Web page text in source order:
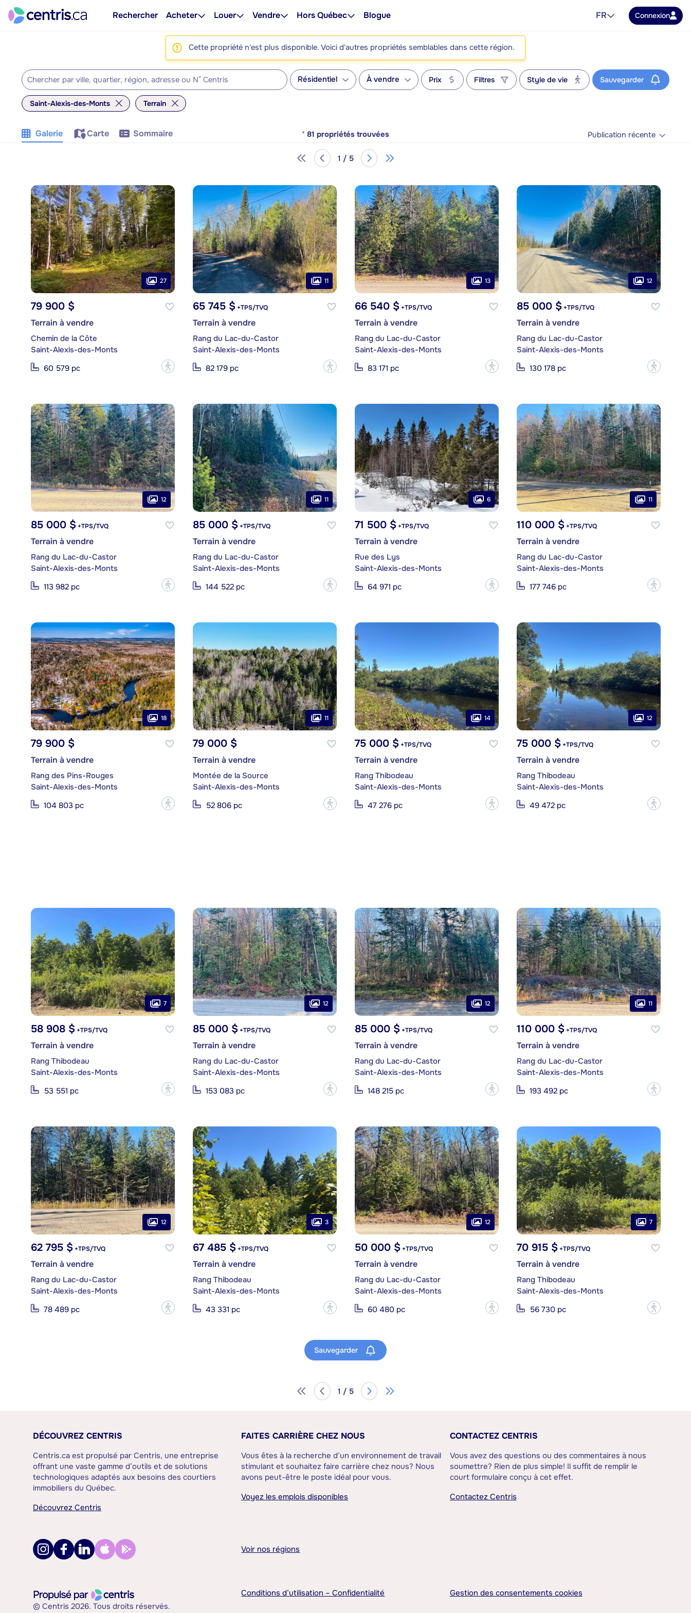
Rechercher Acheter Louer Vendre Hors Québec Blogue FR Connexion
Cette propriété n'est plus disponible. Voici d'autres propriétés semblables dans cette région.
Résidentiel À vendre Prix Filtres Style de vie Sauvegarder
Saint-Alexis-des-Monts Terrain
Galerie Carte Sommaire * 81 propriétés trouvées Publication récente
1 / 5
27
79 900 $
Terrain à vendre
Chemin de la Côte
Saint-Alexis-des-Monts
60 579 pc
?
11
65 745 $+TPS/TVQ
Terrain à vendre
Rang du Lac-du-Castor
Saint-Alexis-des-Monts
82 179 pc
?
13
66 540 $+TPS/TVQ
Terrain à vendre
Rang du Lac-du-Castor
Saint-Alexis-des-Monts
83 171 pc
?
12
85 000 $+TPS/TVQ
Terrain à vendre
Rang du Lac-du-Castor
Saint-Alexis-des-Monts
130 178 pc
?
12
85 000 $+TPS/TVQ
Terrain à vendre
Rang du Lac-du-Castor
Saint-Alexis-des-Monts
113 982 pc
?
11
85 000 $+TPS/TVQ
Terrain à vendre
Rang du Lac-du-Castor
Saint-Alexis-des-Monts
144 522 pc
?
6
71 500 $+TPS/TVQ
Terrain à vendre
Rue des Lys
Saint-Alexis-des-Monts
64 971 pc
?
11
110 000 $+TPS/TVQ
Terrain à vendre
Rang du Lac-du-Castor
Saint-Alexis-des-Monts
177 746 pc
?
18
79 900 $
Terrain à vendre
Rang des Pins-Rouges
Saint-Alexis-des-Monts
104 803 pc
?
11
79 000 $
Terrain à vendre
Montée de la Source
Saint-Alexis-des-Monts
52 806 pc
?
14
75 000 $+TPS/TVQ
Terrain à vendre
Rang Thibodeau
Saint-Alexis-des-Monts
47 276 pc
?
12
75 000 $+TPS/TVQ
Terrain à vendre
Rang Thibodeau
Saint-Alexis-des-Monts
49 472 pc
?
7
58 908 $+TPS/TVQ
Terrain à vendre
Rang Thibodeau
Saint-Alexis-des-Monts
53 551 pc
?
12
85 000 $+TPS/TVQ
Terrain à vendre
Rang du Lac-du-Castor
Saint-Alexis-des-Monts
153 083 pc
?
12
85 000 $+TPS/TVQ
Terrain à vendre
Rang du Lac-du-Castor
Saint-Alexis-des-Monts
148 215 pc
?
11
110 000 $+TPS/TVQ
Terrain à vendre
Rang du Lac-du-Castor
Saint-Alexis-des-Monts
193 492 pc
?
12
62 795 $+TPS/TVQ
Terrain à vendre
Rang du Lac-du-Castor
Saint-Alexis-des-Monts
78 489 pc
?
3
67 485 $+TPS/TVQ
Terrain à vendre
Rang Thibodeau
Saint-Alexis-des-Monts
43 331 pc
?
12
50 000 $+TPS/TVQ
Terrain à vendre
Rang du Lac-du-Castor
Saint-Alexis-des-Monts
60 480 pc
?
7
70 915 $+TPS/TVQ
Terrain à vendre
Rang Thibodeau
Saint-Alexis-des-Monts
56 730 pc
?
Sauvegarder
1 / 5
DÉCOUVREZ CENTRIS
Centris.ca est propulsé par Centris, une entreprise
offrant une vaste gamme d’outils et de solutions
technologiques adaptés aux besoins des courtiers
immobiliers du Québec.
Découvrez Centris
FAITES CARRIÈRE CHEZ NOUS
Vous êtes à la recherche d’un environnement de travail
stimulant et souhaitez faire carrière chez nous? Nous
avons peut-être le poste idéal pour vous.
Voyez les emplois disponibles
CONTACTEZ CENTRIS
Vous avez des questions ou des commentaires à nous
soumettre? Rien de plus simple! Il suffit de remplir le
court formulaire conçu à cet effet.
Contactez Centris
Voir nos régions
© Centris 2026. Tous droits réservés.
Conditions d’utilisation – Confidentialité Gestion des consentements cookies